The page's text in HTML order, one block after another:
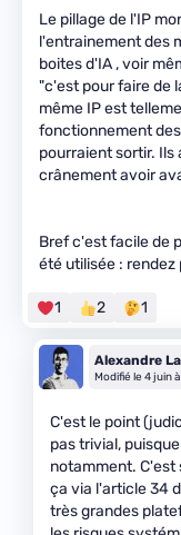
Le pillage de l'IP
l'entrainement des
boites d'IA , voir
"c'est pour faire de
même IP est
fonctionnement
pourraient sortir.
crânement avoir
Bref c'est facile de
été utilisée :
1 2 1
Alexandre
Modifié le 4 juin
C'est le point
pas trivial,
notamment. C'est
ça via l'article 34
très grandes